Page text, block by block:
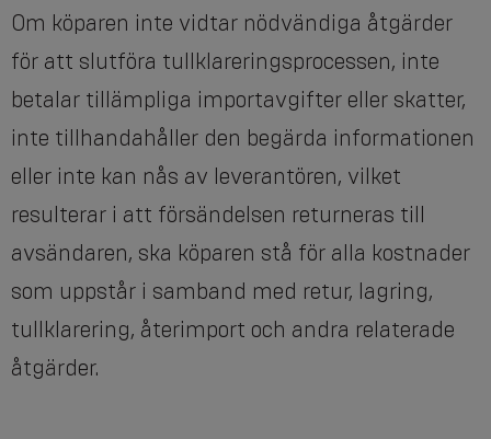
Om köparen inte vidtar nödvändiga åtgärder
för att slutföra tullklareringsprocessen, inte
betalar tillämpliga importavgifter eller skatter,
inte tillhandahåller den begärda informationen
eller inte kan nås av leverantören, vilket
resulterar i att försändelsen returneras till
avsändaren, ska köparen stå för alla kostnader
som uppstår i samband med retur, lagring,
tullklarering, återimport och andra relaterade
åtgärder.